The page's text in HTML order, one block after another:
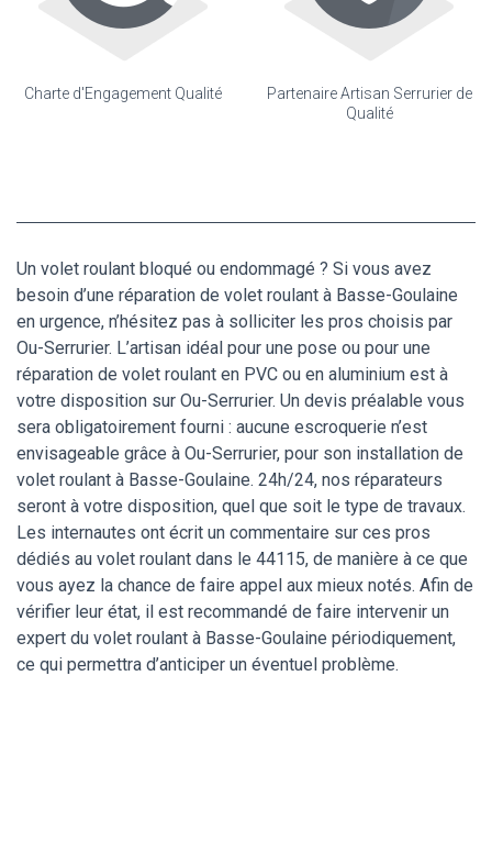
Charte d'Engagement Qualité
Partenaire Artisan Serrurier de
Qualité
Un volet roulant bloqué ou endommagé ? Si vous avez
besoin d’une réparation de volet roulant à Basse-Goulaine
en urgence, n’hésitez pas à solliciter les pros choisis par
Ou-Serrurier. L’artisan idéal pour une pose ou pour une
réparation de volet roulant en PVC ou en aluminium est à
votre disposition sur Ou-Serrurier. Un devis préalable vous
sera obligatoirement fourni : aucune escroquerie n’est
envisageable grâce à Ou-Serrurier, pour son installation de
volet roulant à Basse-Goulaine. 24h/24, nos réparateurs
seront à votre disposition, quel que soit le type de travaux.
Les internautes ont écrit un commentaire sur ces pros
dédiés au volet roulant dans le 44115, de manière à ce que
vous ayez la chance de faire appel aux mieux notés. Afin de
vérifier leur état, il est recommandé de faire intervenir un
expert du volet roulant à Basse-Goulaine périodiquement,
ce qui permettra d’anticiper un éventuel problème.